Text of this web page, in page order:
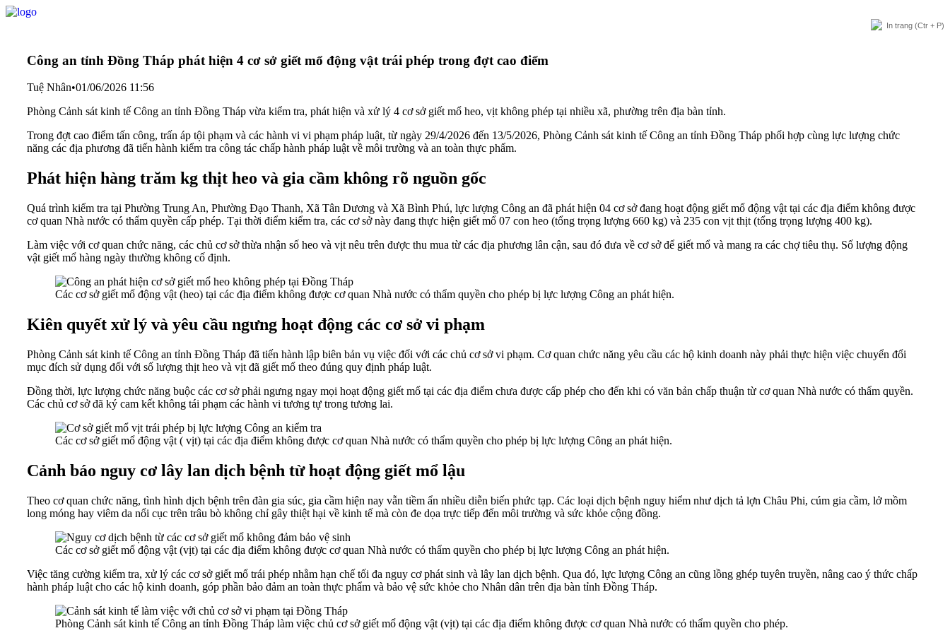
In trang (Ctr + P)
Công an tỉnh Đồng Tháp phát hiện 4 cơ sở giết mổ động vật trái phép trong đợt cao điểm
Tuệ Nhân•01/06/2026 11:56
Phòng Cảnh sát kinh tế Công an tỉnh Đồng Tháp vừa kiểm tra, phát hiện và xử lý 4 cơ sở giết mổ heo, vịt không phép tại nhiều xã, phường trên địa bàn tỉnh.
Trong đợt cao điểm tấn công, trấn áp tội phạm và các hành vi vi phạm pháp luật, từ ngày 29/4/2026 đến 13/5/2026, Phòng Cảnh sát kinh tế Công an tỉnh Đồng Tháp phối hợp cùng lực lượng chức
năng các địa phương đã tiến hành kiểm tra công tác chấp hành pháp luật về môi trường và an toàn thực phẩm.
Phát hiện hàng trăm kg thịt heo và gia cầm không rõ nguồn gốc
Quá trình kiểm tra tại Phường Trung An, Phường Đạo Thanh, Xã Tân Dương và Xã Bình Phú, lực lượng Công an đã phát hiện 04 cơ sở đang hoạt động giết mổ động vật tại các địa điểm không được
cơ quan Nhà nước có thẩm quyền cấp phép. Tại thời điểm kiểm tra, các cơ sở này đang thực hiện giết mổ 07 con heo (tổng trọng lượng 660 kg) và 235 con vịt thịt (tổng trọng lượng 400 kg).
Làm việc với cơ quan chức năng, các chủ cơ sở thừa nhận số heo và vịt nêu trên được thu mua từ các địa phương lân cận, sau đó đưa về cơ sở để giết mổ và mang ra các chợ tiêu thụ. Số lượng động
vật giết mổ hàng ngày thường không cố định.
Các cơ sở giết mổ động vật (heo) tại các địa điểm không được cơ quan Nhà nước có thẩm quyền cho phép bị lực lượng Công an phát hiện.
Kiên quyết xử lý và yêu cầu ngưng hoạt động các cơ sở vi phạm
Phòng Cảnh sát kinh tế Công an tỉnh Đồng Tháp đã tiến hành lập biên bản vụ việc đối với các chủ cơ sở vi phạm. Cơ quan chức năng yêu cầu các hộ kinh doanh này phải thực hiện việc chuyển đổi
mục đích sử dụng đối với số lượng thịt heo và vịt đã giết mổ theo đúng quy định pháp luật.
Đồng thời, lực lượng chức năng buộc các cơ sở phải ngưng ngay mọi hoạt động giết mổ tại các địa điểm chưa được cấp phép cho đến khi có văn bản chấp thuận từ cơ quan Nhà nước có thẩm quyền.
Các chủ cơ sở đã ký cam kết không tái phạm các hành vi tương tự trong tương lai.
Các cơ sở giết mổ động vật ( vịt) tại các địa điểm không được cơ quan Nhà nước có thẩm quyền cho phép bị lực lượng Công an phát hiện.
Cảnh báo nguy cơ lây lan dịch bệnh từ hoạt động giết mổ lậu
Theo cơ quan chức năng, tình hình dịch bệnh trên đàn gia súc, gia cầm hiện nay vẫn tiềm ẩn nhiều diễn biến phức tạp. Các loại dịch bệnh nguy hiểm như dịch tả lợn Châu Phi, cúm gia cầm, lở mồm
long móng hay viêm da nổi cục trên trâu bò không chỉ gây thiệt hại về kinh tế mà còn đe dọa trực tiếp đến môi trường và sức khỏe cộng đồng.
Các cơ sở giết mổ động vật (vịt) tại các địa điểm không được cơ quan Nhà nước có thẩm quyền cho phép bị lực lượng Công an phát hiện.
Việc tăng cường kiểm tra, xử lý các cơ sở giết mổ trái phép nhằm hạn chế tối đa nguy cơ phát sinh và lây lan dịch bệnh. Qua đó, lực lượng Công an cũng lồng ghép tuyên truyền, nâng cao ý thức chấp
hành pháp luật cho các hộ kinh doanh, góp phần bảo đảm an toàn thực phẩm và bảo vệ sức khỏe cho Nhân dân trên địa bàn tỉnh Đồng Tháp.
Phòng Cảnh sát kinh tế Công an tỉnh Đồng Tháp làm việc chủ cơ sở giết mổ động vật (vịt) tại các địa điểm không được cơ quan Nhà nước có thẩm quyền cho phép.